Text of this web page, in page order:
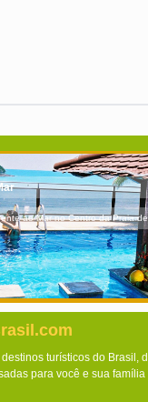
ao Mar no Centro da Praia
turísticos do Brasil,
para você e sua